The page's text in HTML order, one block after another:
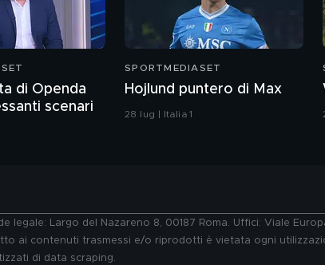
di Openda
scenari
SPORTMEDIASET
Hojlund puntero di Max
28 lug | Italia 1
legale: Largo del Nazareno 8, 00187 Roma. Uffici: Viale
ai contenuti trasmessi e/o riprodotti è vietata ogni
di data scraping.